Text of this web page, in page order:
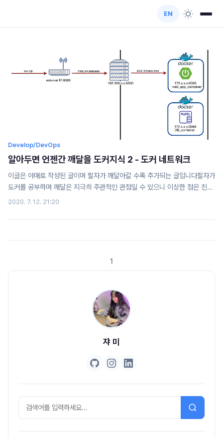
EN
Develop/DevOps
알아두면 언젠간 깨달을 도커지식 2 - 도커 네트워크
이글은 야매로 작성된 글이며 필자가 깨달아갈 수록 추가되는 글입니다필자가
도커를 공부하며 깨달은 지극히 주관적인 관점일 수 있으니 이상한 점은 친절
한 댓글 부탁드립니다!그리고 항상 도커의 길로 인도해주는 영우찡 감사여! 가
192.168.x.x 아이피 대역으로 내 컴퓨터에 아이피를 할당해준다. 그치만 이
2020. 7. 12. 21:20
1
쟈 미